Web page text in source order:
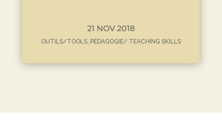
21 NOV 2018
OUTILS/TOOLS, PÉDAGOGIE/ TEACHING SKILLS